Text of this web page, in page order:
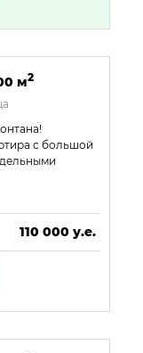
м2
с большой
110 000 у.е.
4 730 000 ₴